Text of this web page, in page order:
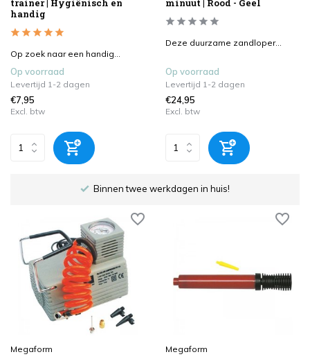
handig
Op zoek naar een handig...
Op voorraad
Levertijd 1-2 dagen
€7,95
Excl. btw
Deze duurzame zandloper...
Op voorraad
Levertijd 1-2 dagen
€24,95
Excl. btw
Gratis verzending boven €100,-
Megaform Megaform